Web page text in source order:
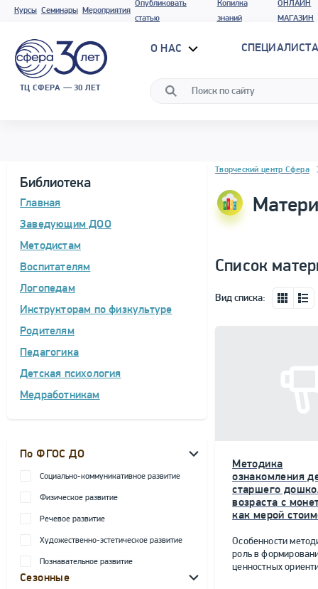
Курсы Семинары Мероприятия
Опубликовать
статью
Копилка
знаний
ОНЛАЙН
МАГАЗИН
ТЦ СФЕРА — 30 ЛЕТ
О НАС
Библиотека
Главная
Заведующим ДОО
Методистам
Воспитателям
Логопедам
Инструкторам по физкультуре
Родителям
Педагогика
Детская психология
Медработникам
По ФГОС ДО
Социально-коммуникативное развитие
Физическое развитие
Речевое развитие
Художественно-эстетическое развитие
Познавательное развитие
Сезонные
Блок новостей
Творческий центр Сфера
Список
Вид списка:
Методика
ознакомления
старшего
возраста с
как мерой
Особенности
роль в
ценностных